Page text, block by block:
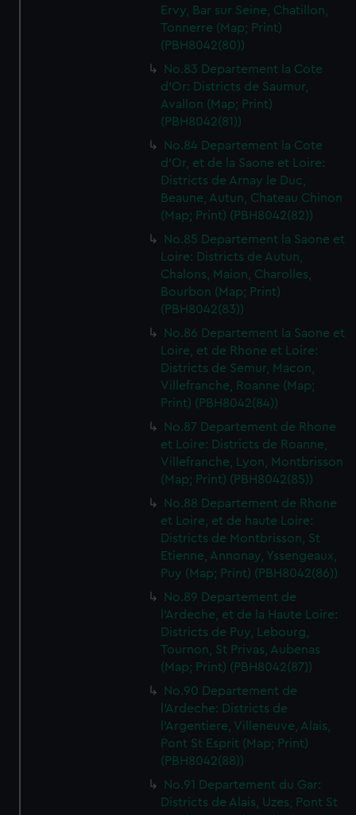
Ervy, Bar sur Seine, Chatillon,
Tonnerre (Map; Print)
(PBH8042(80))
No.83 Departement la Cote
d'Or: Districts de Saumur,
Avallon (Map; Print)
(PBH8042(81))
No.84 Departement la Cote
d'Or, et de la Saone et Loire:
Districts de Arnay le Duc,
Beaune, Autun, Chateau Chinon
(Map; Print) (PBH8042(82))
No.85 Departement la Saone et
Loire: Districts de Autun,
Chalons, Maion, Charolles,
Bourbon (Map; Print)
(PBH8042(83))
No.86 Departement la Saone et
Loire, et de Rhone et Loire:
Districts de Semur, Macon,
Villefranche, Roanne (Map;
Print) (PBH8042(84))
No.87 Departement de Rhone
et Loire: Districts de Roanne,
Villefranche, Lyon, Montbrisson
(Map; Print) (PBH8042(85))
No.88 Departement de Rhone
et Loire, et de haute Loire:
Districts de Montbrisson, St
Etienne, Annonay, Yssengeaux,
Puy (Map; Print) (PBH8042(86))
No.89 Departement de
l'Ardeche, et de la Haute Loire:
Districts de Puy, Lebourg,
Tournon, St Privas, Aubenas
(Map; Print) (PBH8042(87))
No.90 Departement de
l'Ardeche: Districts de
l'Argentiere, Villeneuve, Alais,
Pont St Esprit (Map; Print)
(PBH8042(88))
No.91 Departement du Gar:
Districts de Alais, Uzes, Pont St